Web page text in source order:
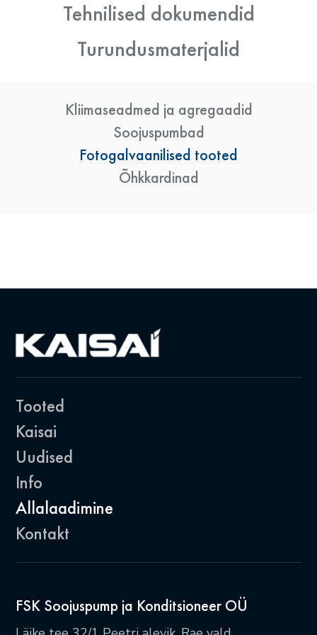
Tehnilised dokumendid
Turundusmaterjalid
Kliimaseadmed ja agregaadid
Soojuspumbad
Fotogalvaanilised tooted
Õhkkardinad
Tooted
Kaisai
Uudised
Info
Allalaadimine
Kontakt
FSK Soojuspump ja Konditsioneer OÜ